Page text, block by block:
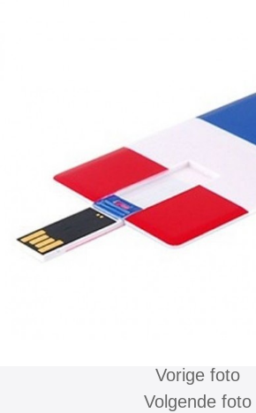
Vorige foto
Volgende foto